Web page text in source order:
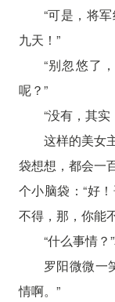
“可是，将
九天！”
“别忽悠了
呢？”
“没有，其
这样的美女
袋想想，都会一
个小脑袋：“好
不得，那，你能
“什么事情？
罗阳微微一
情啊。”